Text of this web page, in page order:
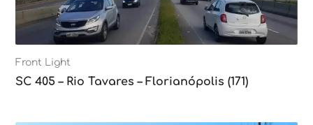
Front Light
SC 405 – Rio Tavares – Florianópolis (171)